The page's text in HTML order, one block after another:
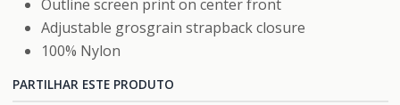
Outline screen print on center front
Adjustable grosgrain strapback closure
100% Nylon
PARTILHAR ESTE PRODUTO